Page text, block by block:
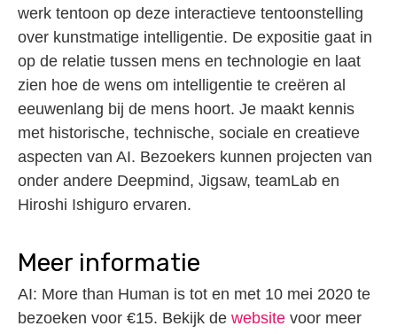
werk tentoon op deze interactieve tentoonstelling
over kunstmatige intelligentie. De expositie gaat in
op de relatie tussen mens en technologie en laat
zien hoe de wens om intelligentie te creëren al
eeuwenlang bij de mens hoort. Je maakt kennis
met historische, technische, sociale en creatieve
aspecten van AI. Bezoekers kunnen projecten van
onder andere Deepmind, Jigsaw, teamLab en
Hiroshi Ishiguro ervaren.
Meer informatie
AI: More than Human is tot en met 10 mei 2020 te
bezoeken voor €15. Bekijk de website voor meer